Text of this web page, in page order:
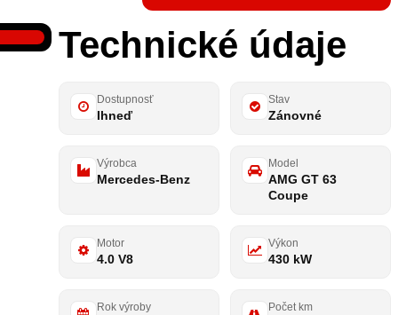
Technické údaje
Dostupnosť
Ihneď
Stav
Zánovné
Výrobca
Mercedes-Benz
Model
AMG GT 63
Coupe
Motor
4.0 V8
Výkon
430 kW
Rok výroby Počet km